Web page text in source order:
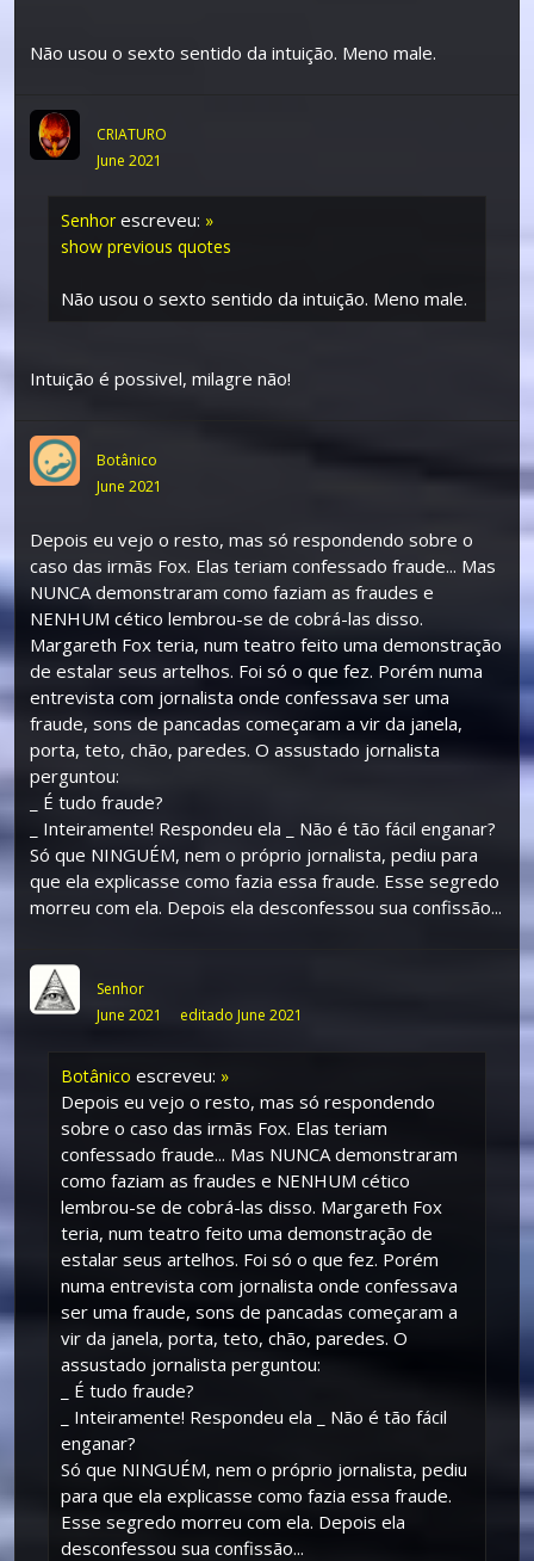
Não usou o sexto sentido da intuição. Meno male.
CRIATURO
June 2021
Senhor escreveu: »
show previous quotes
Não usou o sexto sentido da intuição. Meno male.
Intuição é possivel, milagre não!
Botânico
June 2021
Depois eu vejo o resto, mas só respondendo sobre o
caso das irmãs Fox. Elas teriam confessado fraude... Mas
NUNCA demonstraram como faziam as fraudes e
NENHUM cético lembrou-se de cobrá-las disso.
Margareth Fox teria, num teatro feito uma demonstração
de estalar seus artelhos. Foi só o que fez. Porém numa
entrevista com jornalista onde confessava ser uma
fraude, sons de pancadas começaram a vir da janela,
porta, teto, chão, paredes. O assustado jornalista
perguntou:
_ É tudo fraude?
_ Inteiramente! Respondeu ela _ Não é tão fácil enganar?
Só que NINGUÉM, nem o próprio jornalista, pediu para
que ela explicasse como fazia essa fraude. Esse segredo
morreu com ela. Depois ela desconfessou sua confissão...
Senhor
June 2021
editado June 2021
Botânico escreveu: »
Depois eu vejo o resto, mas só respondendo
sobre o caso das irmãs Fox. Elas teriam
confessado fraude... Mas NUNCA demonstraram
como faziam as fraudes e NENHUM cético
lembrou-se de cobrá-las disso. Margareth Fox
teria, num teatro feito uma demonstração de
estalar seus artelhos. Foi só o que fez. Porém
numa entrevista com jornalista onde confessava
ser uma fraude, sons de pancadas começaram a
vir da janela, porta, teto, chão, paredes. O
assustado jornalista perguntou:
_ É tudo fraude?
_ Inteiramente! Respondeu ela _ Não é tão fácil
enganar?
Só que NINGUÉM, nem o próprio jornalista, pediu
para que ela explicasse como fazia essa fraude.
Esse segredo morreu com ela. Depois ela
desconfessou sua confissão...